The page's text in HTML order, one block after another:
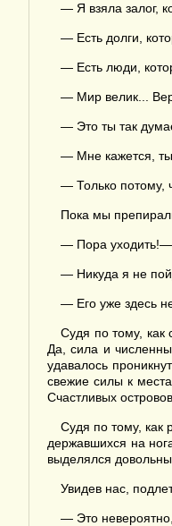
— Я взяла залог,
— Есть долги,
— Есть люди,
— Мир велик...
— Это ты так
— Мне кажется,
— Только потому,
Пока мы
— Пора уходить!—
— Никуда я не
— Его уже здесь
Судя по тому, как
Да, сила и
удавалось
свежие силы к
Счастливых
Судя по тому, как
державшихся на
выделялся
Увидев нас,
— Это